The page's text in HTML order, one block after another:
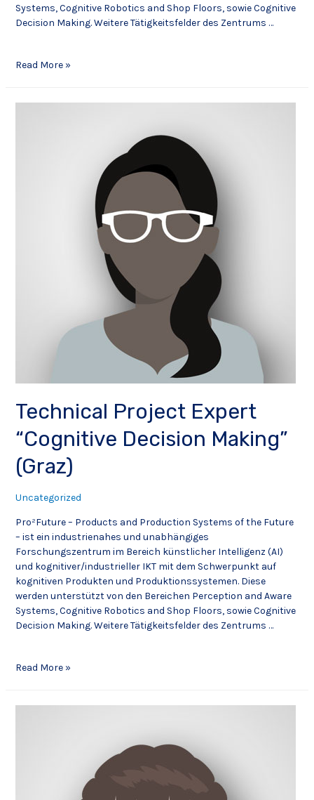
Systems, Cognitive Robotics and Shop Floors, sowie Cognitive
Decision Making. Weitere Tätigkeitsfelder des Zentrums …
Read More »
Technical Project Expert
“Cognitive Decision Making”
(Graz)
Uncategorized
Pro²Future – Products and Production Systems of the Future
– ist ein industrienahes und unabhängiges
Forschungszentrum im Bereich künstlicher Intelligenz (AI)
und kognitiver/industrieller IKT mit dem Schwerpunkt auf
kognitiven Produkten und Produktionssystemen. Diese
werden unterstützt von den Bereichen Perception and Aware
Systems, Cognitive Robotics and Shop Floors, sowie Cognitive
Decision Making. Weitere Tätigkeitsfelder des Zentrums …
Read More »